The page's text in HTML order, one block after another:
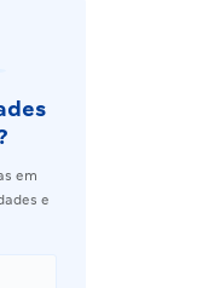
em
e